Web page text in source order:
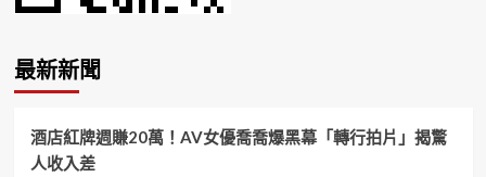
最新新聞
酒店紅牌週賺20萬！AV女優喬喬爆黑幕「轉行拍片」揭驚
人收入差